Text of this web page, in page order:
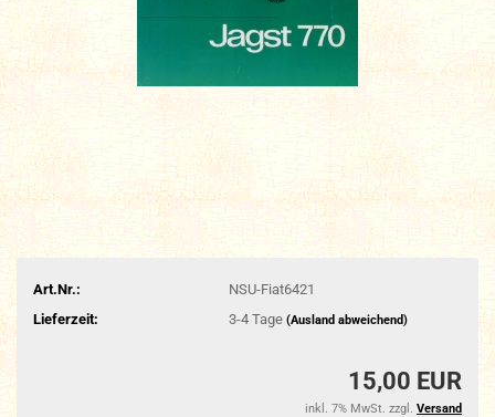
Art.Nr.:
NSU-Fiat6421
Lieferzeit:
3-4 Tage (Ausland abweichend)
15,00 EUR
inkl. 7% MwSt. zzgl. Versand